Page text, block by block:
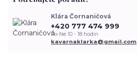
Klára Čornaničová
+420 777 474 999
Po-Ne 10 - 18 hodin
kavarnaklarka@gmail.com